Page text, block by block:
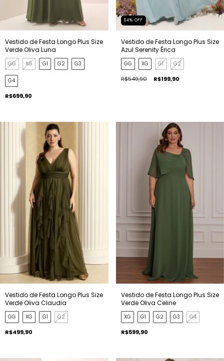
Vestido de Festa Longo Plus Size
Verde Oliva Luna
GG XG G1 G2 G3
G4
R$699,90
64% OFF
Vestido de Festa Longo Plus Size
Azul Serenity Érica
GG XG G1 G2
R$549,90 R$199,90
Vestido de Festa Longo Plus Size
Verde Oliva Claudia
GG XG G1 G2
R$499,90
Vestido de Festa Longo Plus Size
Verde Oliva Celine
XG G1 G2 G3 G4
R$599,90